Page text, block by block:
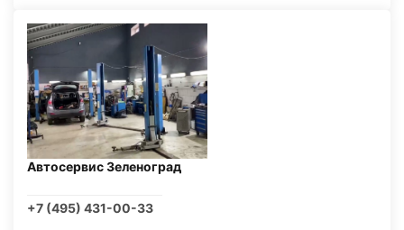
Автосервис Зеленоград
+7 (495) 431-00-33